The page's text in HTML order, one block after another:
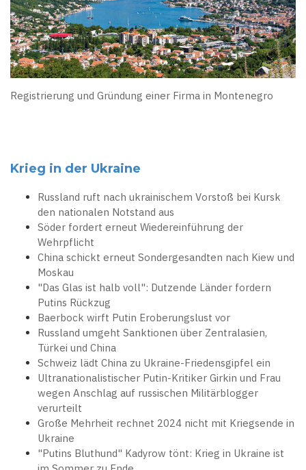
Registrierung und Gründung einer Firma in Montenegro
Krieg in der Ukraine
Russland ruft nach ukrainischem Vorstoß bei Kursk
den nationalen Notstand aus
Söder fordert erneut Wiedereinführung der
Wehrpflicht
China schickt erneut Sondergesandten nach Kiew und
Moskau
"Das Glas ist halb voll": Dutzende Länder fordern
Putins Rückzug
Baerbock wirft Putin Eroberungslust vor
Russland umgeht Sanktionen über Zentralasien,
Türkei und China
Schweiz lädt China zu Ukraine-Friedensgipfel ein
Ultranationalistischer Putin-Kritiker Girkin und Frau
wegen Anschlag auf russischen Militärblogger
verurteilt
Große Mehrheit rechnet 2024 nicht mit Kriegsende in
Ukraine
"Putins Bluthund" Kadyrow tönt: Krieg in Ukraine ist